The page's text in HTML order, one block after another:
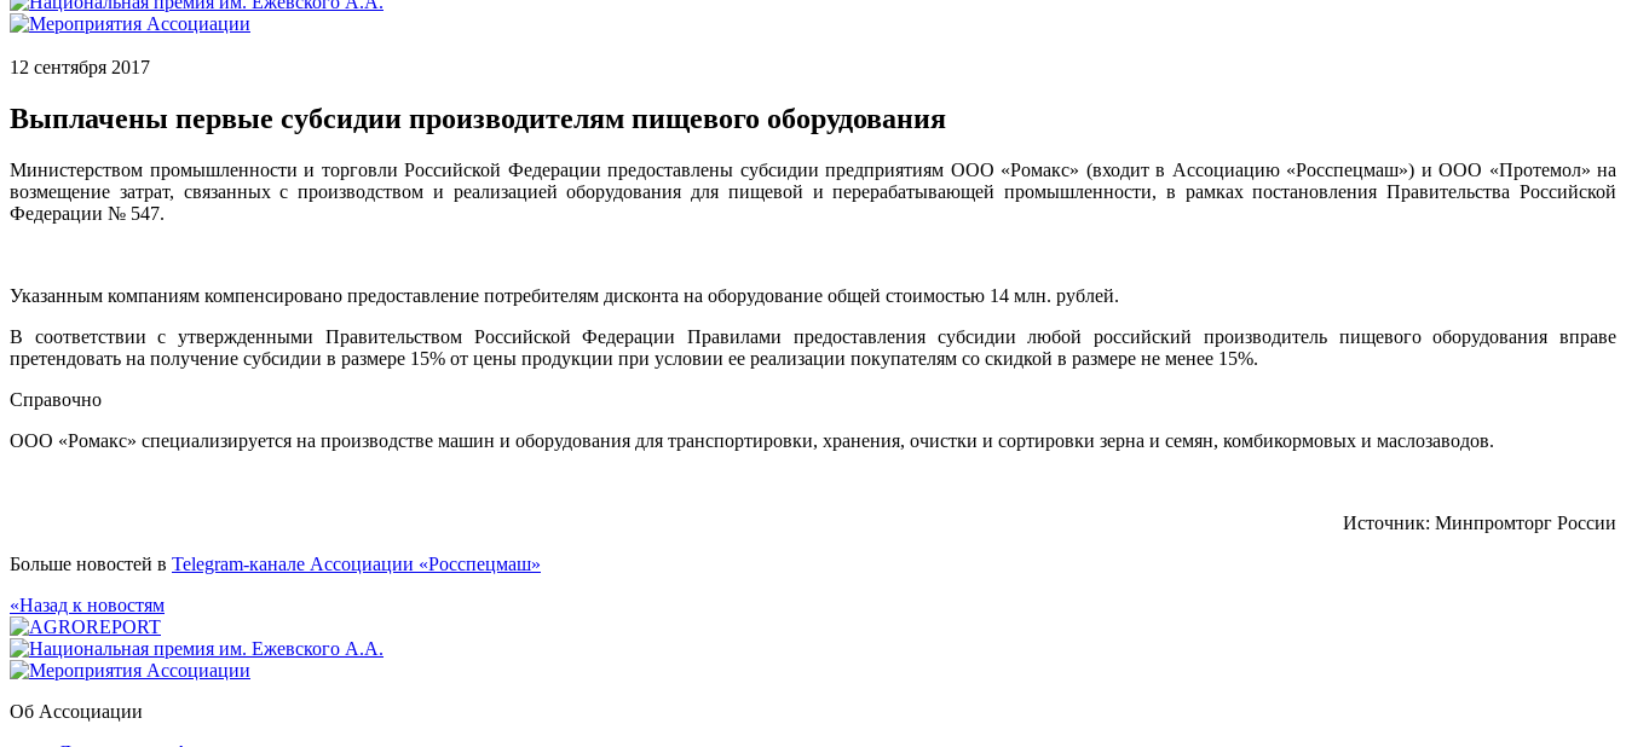
12 сентября 2017
Выплачены первые субсидии производителям пищевого оборудования
Министерством промышленности и торговли Российской Федерации предоставлены субсидии предприятиям ООО «Ромакс» (входит в Ассоциацию «Росспецмаш») и ООО «Протемол» на
возмещение затрат, связанных с производством и реализацией оборудования для пищевой и перерабатывающей промышленности, в рамках постановления Правительства Российской
Федерации № 547.
Указанным компаниям компенсировано предоставление потребителям дисконта на оборудование общей стоимостью 14 млн. рублей.
В соответствии с утвержденными Правительством Российской Федерации Правилами предоставления субсидии любой российский производитель пищевого оборудования вправе
претендовать на получение субсидии в размере 15% от цены продукции при условии ее реализации покупателям со скидкой в размере не менее 15%.
Справочно
ООО «Ромакс» специализируется на производстве машин и оборудования для транспортировки, хранения, очистки и сортировки зерна и семян, комбикормовых и маслозаводов.
Источник: Минпромторг России
Больше новостей в Telegram-канале Ассоциации «Росспецмаш»
«Назад к новостям
Об Ассоциации